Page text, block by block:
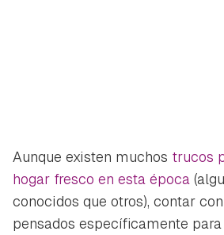
Aunque existen muchos trucos
hogar fresco en esta época
conocidos que otros), contar
pensados específicamente